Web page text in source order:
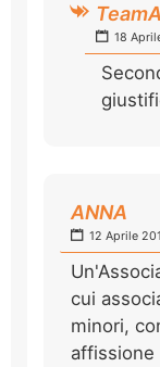
18
ANNA
12 Aprile
cui
minori,
affissione